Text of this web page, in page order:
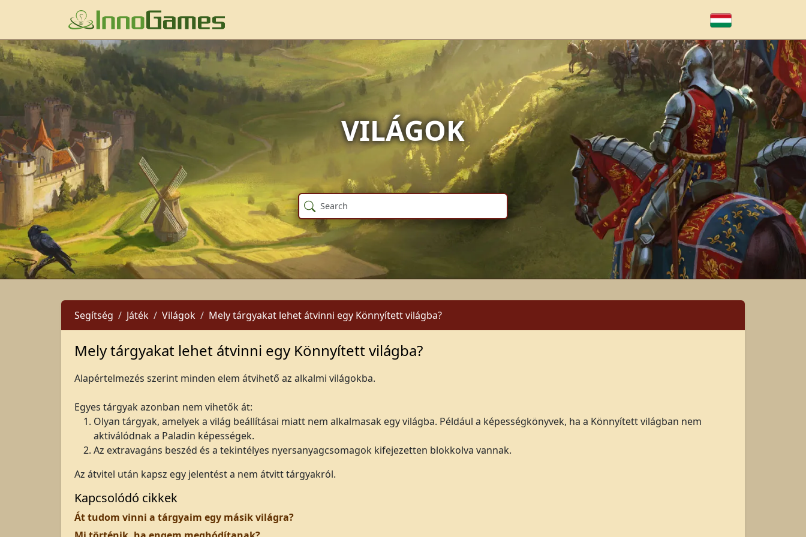
VILÁGOK
Segítség Játék Világok Mely tárgyakat lehet átvinni egy Könnyített világba?
Mely tárgyakat lehet átvinni egy Könnyített világba?
Alapértelmezés szerint minden elem átvihető az alkalmi világokba.
Egyes tárgyak azonban nem vihetők át:
Olyan tárgyak, amelyek a világ beállításai miatt nem alkalmasak egy világba. Például a képességkönyvek, ha a Könnyített világban nem
aktiválódnak a Paladin képességek.
Az extravagáns beszéd és a tekintélyes nyersanyagcsomagok kifejezetten blokkolva vannak.
Az átvitel után kapsz egy jelentést a nem átvitt tárgyakról.
Kapcsolódó cikkek
Át tudom vinni a tárgyaim egy másik világra?